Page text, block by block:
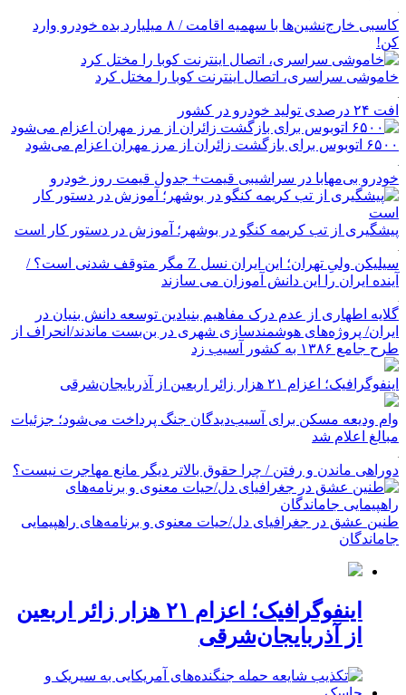
کاسبی خارج‌نشین‌ها با سهمیه اقامت / ۸ میلیارد بده خودرو وارد
کن!
خاموشی سراسری، اتصال اینترنت کوبا را مختل کرد
افت ۲۴ درصدی تولید خودرو در کشور
۶۵۰۰ اتوبوس برای بازگشت زائران از مرز مهران اعزام می‌شود
خودرو بی‌مهابا در سراشیبی قیمت+ جدول قیمت روز خودرو
پیشگیری از تب کریمه کنگو در بوشهر؛ آموزش در دستور کار است
سیلیکن ولیِ تهران؛ این ایران نسل Z مگر متوقف شدنی است؟ /
آینده ایران را این دانش آموزان می سازند
گلایه اطهاری از عدم درک مفاهیم بنیادین توسعه دانش بنیان در
ایران/ پروژه‌های هوشمندسازی شهری در بن‌بست ماندند/انحراف از
طرح جامع ۱۳۸۶ به کشور آسیب زد
اینفوگرافیک؛ اعزام ۲۱ هزار زائر اربعین از آذربایجان‌شرقی
وام ودیعه مسکن برای آسیب‌دیدگان جنگ پرداخت می‌شود؛ جزئیات
مبالغ اعلام شد
دوراهی ماندن و رفتن / چرا حقوق بالاتر دیگر مانع مهاجرت نیست؟
طنین عشق در جغرافیای دل/حیات معنوی و برنامه‌های راهپیمایی
جاماندگان
اینفوگرافیک؛ اعزام ۲۱ هزار زائر اربعین
از آذربایجان‌شرقی